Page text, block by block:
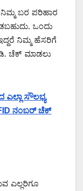
ಬರ ಪರಿಹಾರ
ಒಂದು
ನಿಮ್ಮ ಹೆಸರಿಗೆ
ಚೆಕ್ ಮಾಡಲು
ಎಲ್ಲಾ ಸೌಲಭ್ಯ
ನಂಬರ್ ಚೆಕ್
ಎಲ್ಲರಿಗೂ